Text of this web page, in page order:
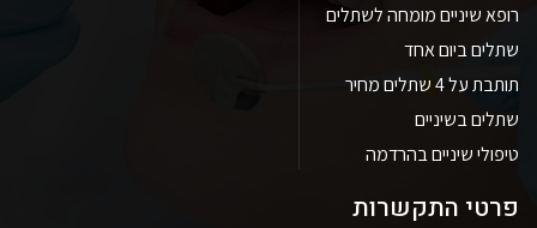
רופא שיניים מומחה לשתלים
שתלים ביום אחד
תותבת על 4 שתלים מחיר
שתלים בשיניים
טיפולי שיניים בהרדמה
פרטי התקשרות